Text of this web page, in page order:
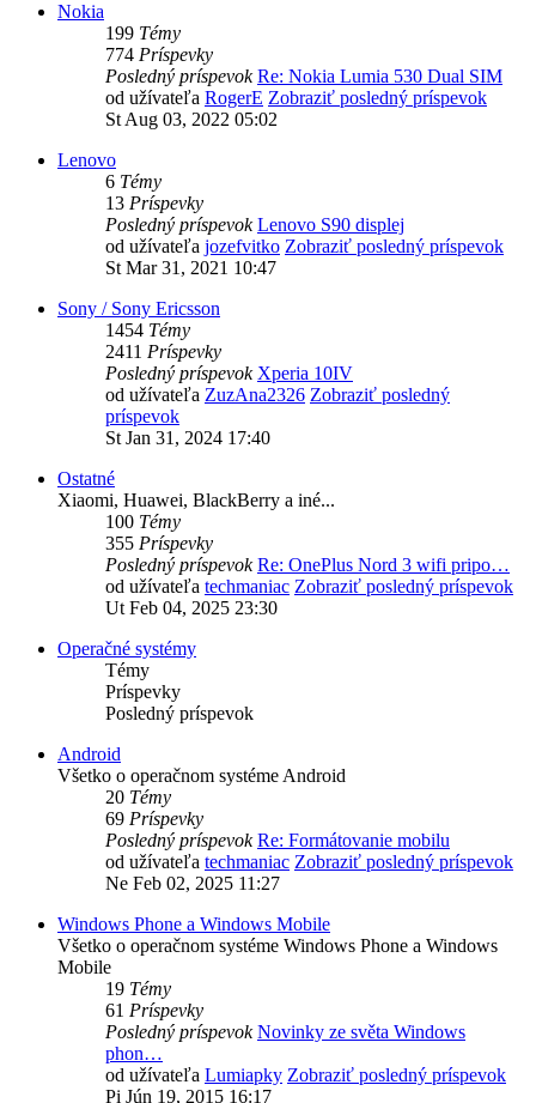
Nokia
199 Témy
774 Príspevky
Posledný príspevok Re: Nokia Lumia 530 Dual SIM
od užívateľa RogerE Zobraziť posledný príspevok
St Aug 03, 2022 05:02
Lenovo
6 Témy
13 Príspevky
Posledný príspevok Lenovo S90 displej
od užívateľa jozefvitko Zobraziť posledný príspevok
St Mar 31, 2021 10:47
Sony / Sony Ericsson
1454 Témy
2411 Príspevky
Posledný príspevok Xperia 10IV
od užívateľa ZuzAna2326 Zobraziť posledný
príspevok
St Jan 31, 2024 17:40
Ostatné
Xiaomi, Huawei, BlackBerry a iné...
100 Témy
355 Príspevky
Posledný príspevok Re: OnePlus Nord 3 wifi pripo…
od užívateľa techmaniac Zobraziť posledný príspevok
Ut Feb 04, 2025 23:30
Operačné systémy
Témy
Príspevky
Posledný príspevok
Android
Všetko o operačnom systéme Android
20 Témy
69 Príspevky
Posledný príspevok Re: Formátovanie mobilu
od užívateľa techmaniac Zobraziť posledný príspevok
Ne Feb 02, 2025 11:27
Windows Phone a Windows Mobile
Všetko o operačnom systéme Windows Phone a Windows
Mobile
19 Témy
61 Príspevky
Posledný príspevok Novinky ze světa Windows
phon…
od užívateľa Lumiapky Zobraziť posledný príspevok
Pi Jún 19, 2015 16:17